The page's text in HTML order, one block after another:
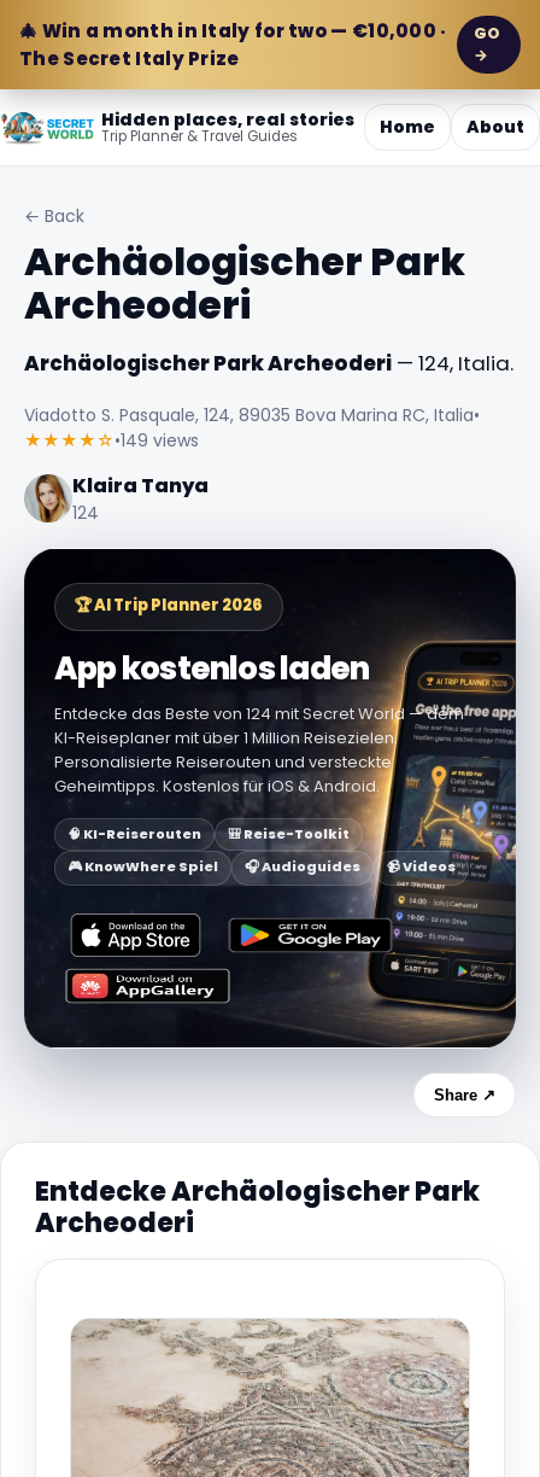
🎄 Win a month in Italy for two — €10,000 ·
The Secret Italy Prize
GO
→
Hidden places, real stories
Trip Planner & Travel Guides Home About
← Back
Archäologischer Park
Archeoderi
Archäologischer Park Archeoderi — 124, Italia.
Viadotto S. Pasquale, 124, 89035 Bova Marina RC, Italia•
★★★★☆•149 views
Klaira Tanya
124
🏆 AI Trip Planner 2026
App kostenlos laden
Entdecke das Beste von 124 mit Secret World — dem
KI-Reiseplaner mit über 1 Million Reisezielen.
Personalisierte Reiserouten und versteckte
Geheimtipps. Kostenlos für iOS & Android.
🧠 KI-Reiserouten
🎒 Reise-Toolkit
🎮 KnowWhere Spiel
🎧 Audioguides 📹 Videos
Share ↗
Entdecke Archäologischer Park
Archeoderi